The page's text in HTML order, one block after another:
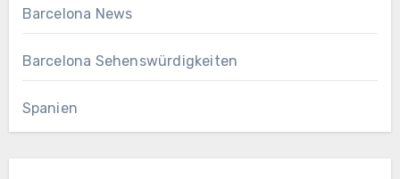
Barcelona News
Barcelona Sehenswürdigkeiten
Spanien